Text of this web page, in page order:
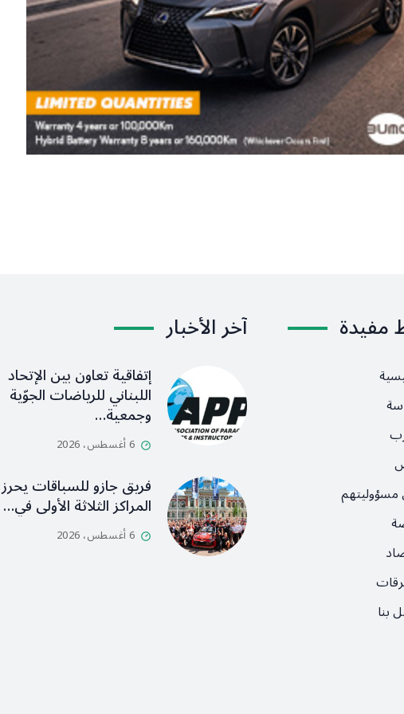
مفيدة
بنا
آخر الأخبار
إتفاقية تعاون بين الإتحاد
اللبناني للرياضات الجوّية
وجمعية…
6 أغسطس، 2026
فريق جازو للسباقات يحرز
المراكز الثلاثة الأولى في…
6 أغسطس، 2026